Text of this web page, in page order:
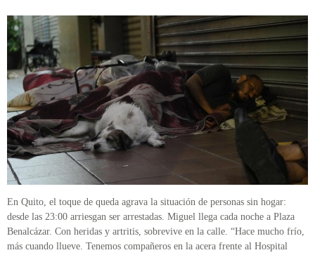
En Quito, el toque de queda agrava la situación de personas sin hogar:
desde las 23:00 arriesgan ser arrestadas. Miguel llega cada noche a Plaza
Benalcázar. Con heridas y artritis, sobrevive en la calle. “Hace mucho frío,
más cuando llueve. Tenemos compañeros en la acera frente al Hospital